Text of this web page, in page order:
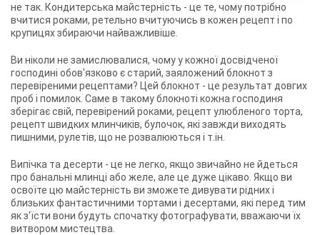
не так. Кондитерська майстерність - це те, чому потрібно
вчитися роками, ретельно вчитуючись в кожен рецепт і по
крупицях збираючи найважливіше.
Ви ніколи не замислювалися, чому у кожної досвідченої
господині обов'язково є старий, заяложений блокнот з
перевіреними рецептами? Цей блокнот - це результат довгих
проб і помилок. Саме в такому блокноті кожна господиня
зберігає свій, перевірений роками, рецепт улюбленого торта,
рецепт швидких млинчиків, булочок, які завжди виходять
пишними, рулетів, що не розвалюються і т.ін.
Випічка та десерти - це не легко, якщо звичайно не йдеться
про банальні млинці або желе, але це дуже цікаво. Якщо ви
освоїте цю майстерність ви зможете дивувати рідних і
близьких фантастичними тортами і десертами, які перед тим
як з'їсти вони будуть спочатку фотографувати, вважаючи їх
витвором мистецтва.